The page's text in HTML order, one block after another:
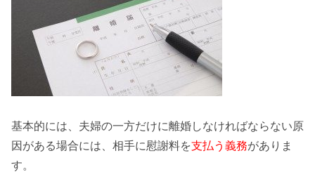
基本的には、夫婦の一方だけに離婚しなければならない原
因がある場合には、相手に慰謝料を支払う義務がありま
す。